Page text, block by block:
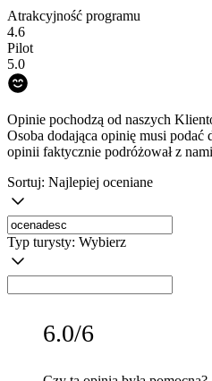
Atrakcyjność programu
4.6
Pilot
5.0
Opinie pochodzą od naszych
Osoba dodająca opinię musi
opinii faktycznie podróżował z
Sortuj: Najlepiej oceniane
Typ turysty: Wybierz
6.0/6